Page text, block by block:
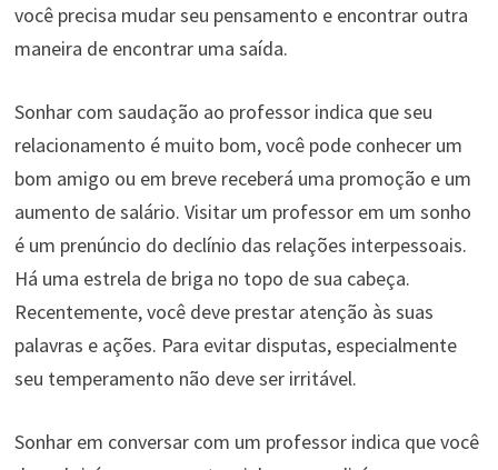
você precisa mudar seu pensamento e encontrar outra
maneira de encontrar uma saída.
Sonhar com saudação ao professor indica que seu
relacionamento é muito bom, você pode conhecer um
bom amigo ou em breve receberá uma promoção e um
aumento de salário. Visitar um professor em um sonho
é um prenúncio do declínio das relações interpessoais.
Há uma estrela de briga no topo de sua cabeça.
Recentemente, você deve prestar atenção às suas
palavras e ações. Para evitar disputas, especialmente
seu temperamento não deve ser irritável.
Sonhar em conversar com um professor indica que você